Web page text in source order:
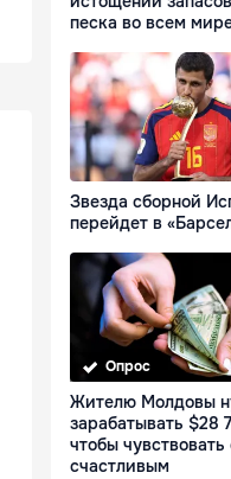
песка во всем
Звезда сборной
перейдет в
Опрос
Жителю Молдовы
зарабатывать $28
чтобы чувствовать
счастливым